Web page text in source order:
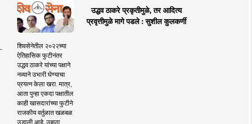
उद्धव ठाकरे प्रकृतीमुळे, तर आदित्य
प्रवृत्तीमुळे मागे पडले : सुशील कुलकर्णी
शिवसेनेतील २०२२च्या
ऐतिहासिक फुटीनंतर
उद्धव ठाकरे यांच्या पक्षाने
नव्याने उभारी घेण्याचा
प्रयत्न केला खरा. मात्र,
आता पुन्हा एकदा पक्षातील
काही खासदारांच्या फुटीने
राजकीय वर्तुळात खळबळ
उडाली आहे. उबाठा